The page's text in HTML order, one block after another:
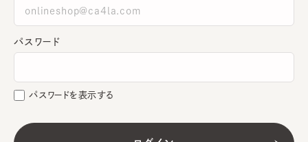
パスワード
パスワードを表示する